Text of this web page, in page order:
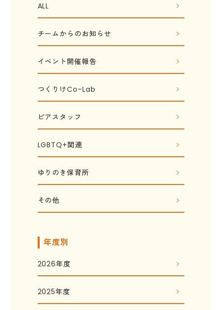
ALL
チームからのお知らせ
イベント開催報告
つくりけCo-Lab
ピアスタッフ
LGBTQ+関連
ゆりのき保育所
その他
年度別
2026年度
2025年度